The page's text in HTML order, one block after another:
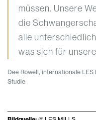
müssen. Unsere
die
alle
was sich für
Dee Rowell, internationale
Studie